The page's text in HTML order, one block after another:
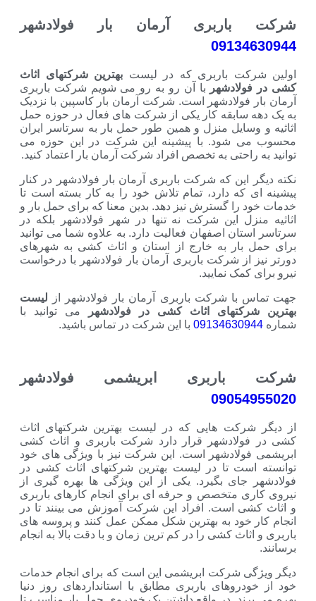
آرمان بار فولادشهر
باربری که در لیست بهترین شرکتهای اثاث
با آن رو به رو می شویم شرکت باربری
است. شرکت آرمان بار کاسپین با نزدیک
کار یکی از شرکت های فعال در حوزه حمل
منزل و همین طور حمل بار به سرتاسر ایران
با پیشینه این شرکت در این حوزه می
به تخصص افراد شرکت آرمان بار اعتماد کنید.
که شرکت باربری آرمان بار فولادشهر در کنار
دارد، تمام تلاش خود را به کار بسته است تا
گسترش نیز دهد. بدین معنا که برای حمل بار و
این شرکت نه تنها در شهر فولادشهر بلکه در
اصفهان فعالیت دارد. به علاوه شما می توانید
به خارج از استان و اثاث کشی به شهرهای
شرکت باربری آرمان بار فولادشهر با درخواست
نمایید.
شرکت باربری آرمان بار فولادشهر ازلیست
اثاث کشی در فولادشهر
می توانید با
با این شرکت در تماس باشید.
ابریشمی فولادشهر
هایی که در لیست بهترین شرکتهای اثاث
قرار دارد شرکت باربری و اثاث کشی
است. این شرکت نیز با ویژگی های خود
تا در لیست بهترین شرکتهای اثاث کشی در
بگیرد. یکی از این ویژگی ها بهره گیری از
متخصص و حرفه ای برای انجام کارهای باربری
است. افراد این شرکت آموزش می بینند تا در
به بهترین شکل ممکن عمل کنند و پروسه های
کشی را در کم ترین زمان و با دقت بالا به انجام
شرکت ابریشمی این است که برای انجام خدمات
باربری مطابق با استانداردهای روز دنیا